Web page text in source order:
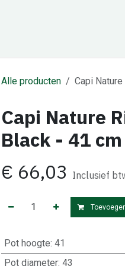
Alle producten Capi
Capi Nature
Black - 41 cm
€ 66,03 Inclusief
Pot hoogte: 41
Pot diameter: 43